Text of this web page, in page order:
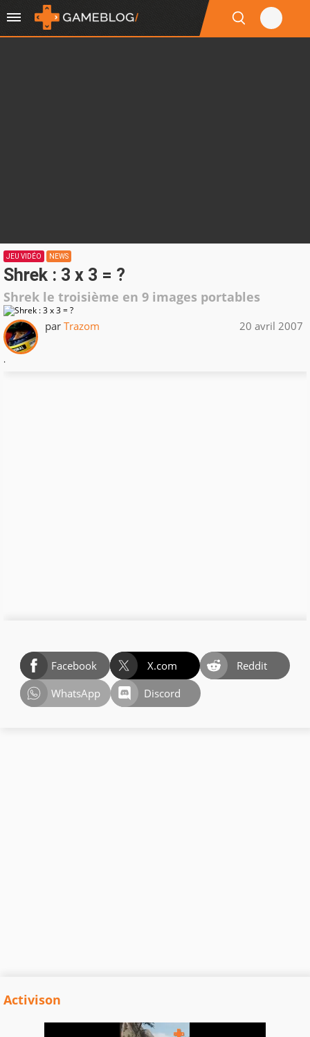
JEU VIDÉO NEWS
Shrek : 3 x 3 = ?
Shrek le troisième en 9 images portables
par Trazom 20 avril 2007
.
Facebook X.com
Reddit
WhatsApp
Discord
Activison